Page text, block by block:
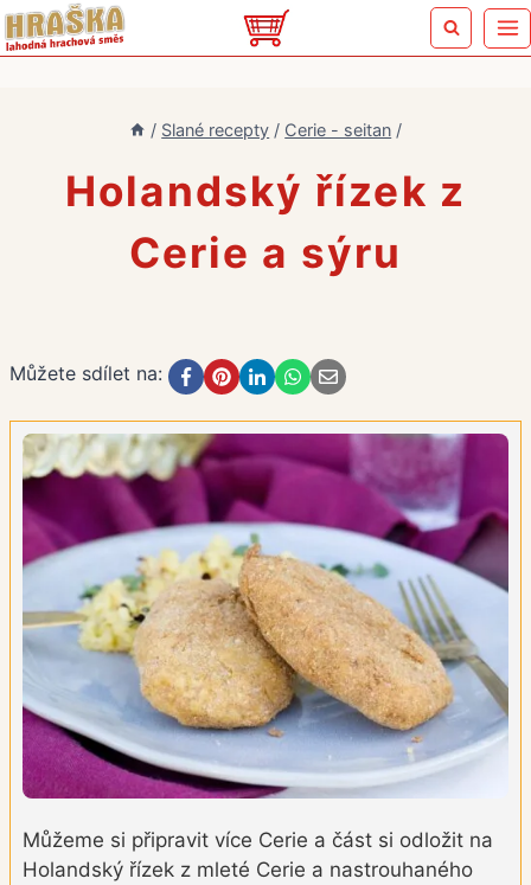
Přeskočit
na
/ Slané recepty / Cerie - seitan /
Holandský řízek z
Cerie a sýru
Můžete sdílet na:
Můžeme si připravit více Cerie a část si odložit na
Holandský řízek z mleté Cerie a nastrouhaného